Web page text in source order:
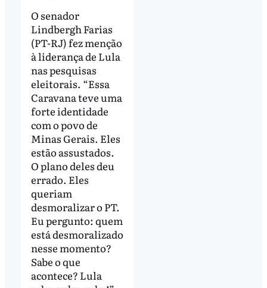
O senador
Lindbergh Farias
(PT-RJ) fez menção
à liderança de Lula
nas pesquisas
eleitorais. “Essa
Caravana teve uma
forte identidade
com o povo de
Minas Gerais. Eles
estão assustados.
O plano deles deu
errado. Eles
queriam
desmoralizar o PT.
Eu pergunto: quem
está desmoralizado
nesse momento?
Sabe o que
acontece? Lula